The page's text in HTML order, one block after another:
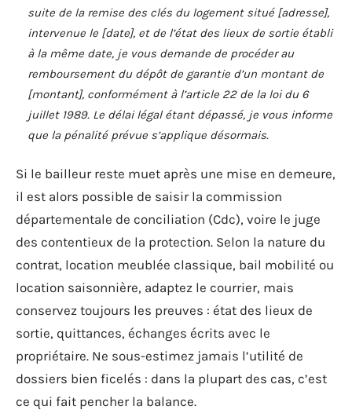
suite de la remise des clés du logement situé [adresse],
intervenue le [date], et de l’état des lieux de sortie établi
à la même date, je vous demande de procéder au
remboursement du dépôt de garantie d’un montant de
[montant], conformément à l’article 22 de la loi du 6
juillet 1989. Le délai légal étant dépassé, je vous informe
que la pénalité prévue s’applique désormais.
Si le bailleur reste muet après une mise en demeure,
il est alors possible de saisir la commission
départementale de conciliation (Cdc), voire le juge
des contentieux de la protection. Selon la nature du
contrat, location meublée classique, bail mobilité ou
location saisonnière, adaptez le courrier, mais
conservez toujours les preuves : état des lieux de
sortie, quittances, échanges écrits avec le
propriétaire. Ne sous-estimez jamais l’utilité de
dossiers bien ficelés : dans la plupart des cas, c’est
ce qui fait pencher la balance.